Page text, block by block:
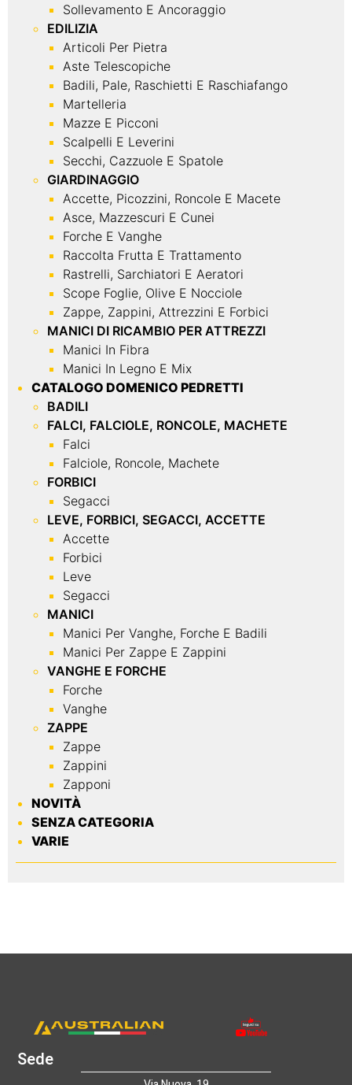
Sollevamento E Ancoraggio
EDILIZIA
Articoli Per Pietra
Aste Telescopiche
Badili, Pale, Raschietti E Raschiafango
Martelleria
Mazze E Picconi
Scalpelli E Leverini
Secchi, Cazzuole E Spatole
GIARDINAGGIO
Accette, Picozzini, Roncole E Macete
Asce, Mazzescuri E Cunei
Forche E Vanghe
Raccolta Frutta E Trattamento
Rastrelli, Sarchiatori E Aeratori
Scope Foglie, Olive E Nocciole
Zappe, Zappini, Attrezzini E Forbici
MANICI DI RICAMBIO PER ATTREZZI
Manici In Fibra
Manici In Legno E Mix
CATALOGO DOMENICO PEDRETTI
BADILI
FALCI, FALCIOLE, RONCOLE, MACHETE
Falci
Falciole, Roncole, Machete
FORBICI
Segacci
LEVE, FORBICI, SEGACCI, ACCETTE
Accette
Forbici
Leve
Segacci
MANICI
Manici Per Vanghe, Forche E Badili
Manici Per Zappe E Zappini
VANGHE E FORCHE
Forche
Vanghe
ZAPPE
Zappe
Zappini
Zapponi
NOVITÀ
SENZA CATEGORIA
VARIE
Sede